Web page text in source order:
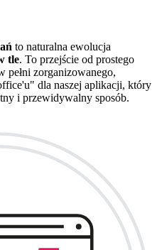
to naturalna ewolucja
tle. To przejście od prostego
pełni zorganizowanego,
dla naszej aplikacji, który
i przewidywalny sposób.